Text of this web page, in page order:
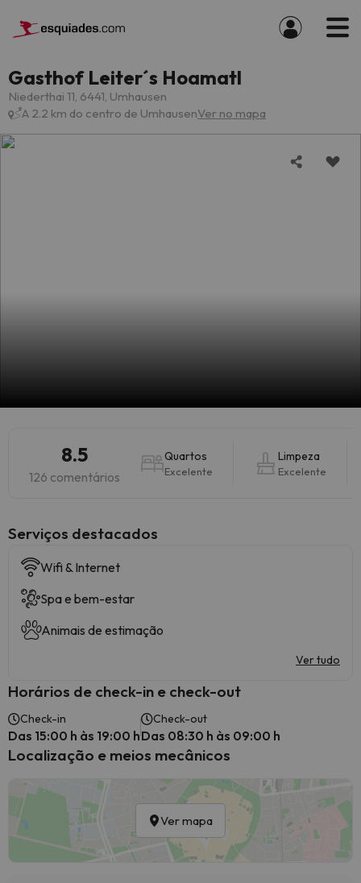
Gasthof Leiter´s Hoamatl
Niederthai 11, 6441, Umhausen
A 2.2 km do centro de UmhausenVer no mapa
8.5
126 comentários
Quartos
Excelente
Limpeza
Excelente
Serviços destacados
Wifi & Internet
Spa e bem-estar
Animais de estimação
Ver tudo
Horários de check-in e check-out
Check-in
Das 15:00 h às 19:00 h
Check-out
Das 08:30 h às 09:00 h
Localização e meios mecânicos
Ver mapa